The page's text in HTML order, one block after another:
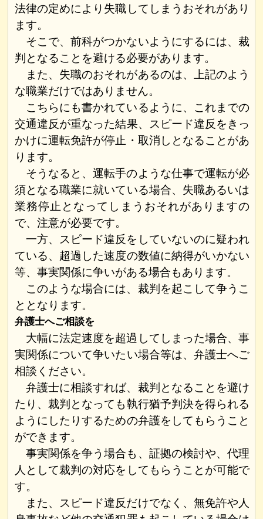
法律の定めにより失職してしまうおそれがあり
ます。
そこで、前科がつかないようにするには、裁
判となることを避ける必要があります。
また、失職のおそれがあるのは、上記のよう
な職業だけではありません。
こちらにも書かれているように、これまでの
交通違反が重なった結果、スピード違反をきっ
かけに運転免許が停止・取消しとなることがあ
ります。
そうなると、運転手のような仕事で運転が必
須となる職業に就いている場合、失職あるいは
業務停止となってしまうおそれがありますの
で、注意が必要です。
一方、スピード違反をしていないのに疑われ
ている、超過した速度の数値に納得がいかない
等、事実関係に争いがある場合もあります。
このような場合には、裁判を起こして争うこ
ととなります。
弁護士へご相談を
大幅に法定速度を超過してしまった場合、事
実関係について争いたい場合等は、弁護士へご
相談ください。
弁護士に相談すれば、裁判となることを避け
たり、裁判となっても執行猶予判決を得られる
ようにしたりするための弁護をしてもらうこと
ができます。
事実関係を争う場合も、証拠の検討や、代理
人として裁判の対応をしてもらうことが可能で
す。
また、スピード違反だけでなく、無免許や人